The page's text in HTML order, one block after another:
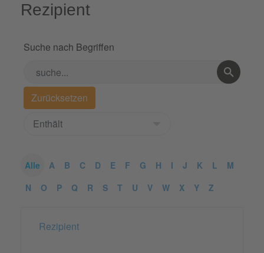
Rezipient
Suche nach Begriffen
Alle A B C D E F G H I J K L
M
N
O P Q R S T U V W X Y Z
Rezipient